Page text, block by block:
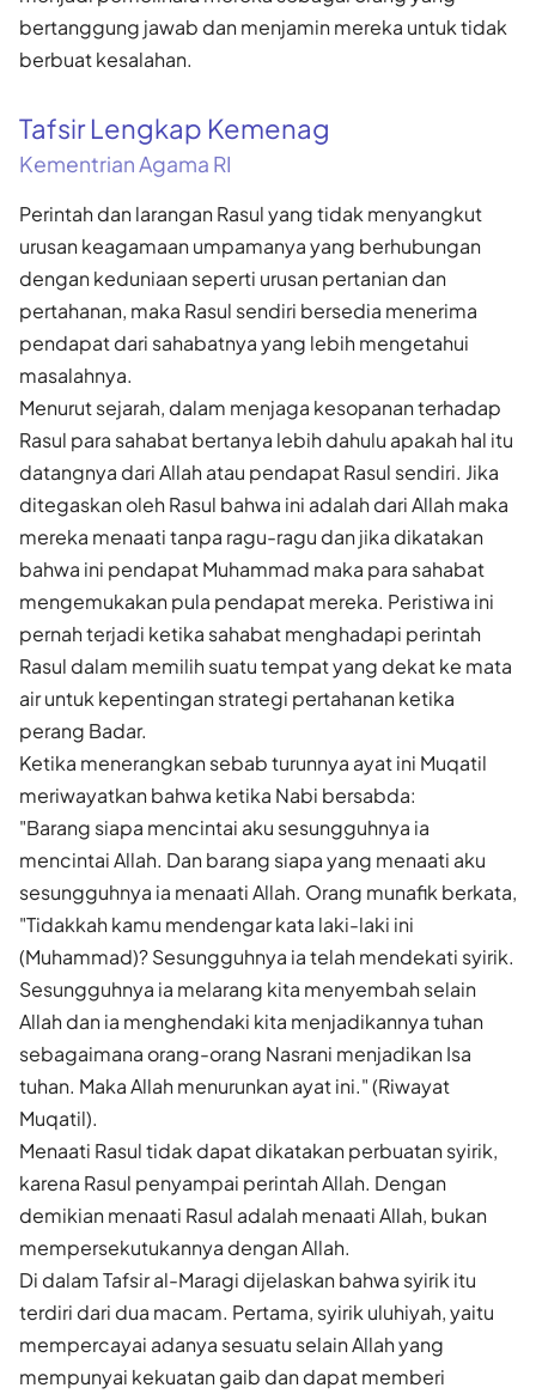
bertanggung jawab dan menjamin mereka untuk tidak
berbuat kesalahan.
Tafsir Lengkap Kemenag
Kementrian Agama RI
Perintah dan larangan Rasul yang tidak menyangkut
urusan keagamaan umpamanya yang berhubungan
dengan keduniaan seperti urusan pertanian dan
pertahanan, maka Rasul sendiri bersedia menerima
pendapat dari sahabatnya yang lebih mengetahui
masalahnya.
Menurut sejarah, dalam menjaga kesopanan terhadap
Rasul para sahabat bertanya lebih dahulu apakah hal itu
datangnya dari Allah atau pendapat Rasul sendiri. Jika
ditegaskan oleh Rasul bahwa ini adalah dari Allah maka
mereka menaati tanpa ragu-ragu dan jika dikatakan
bahwa ini pendapat Muhammad maka para sahabat
mengemukakan pula pendapat mereka. Peristiwa ini
pernah terjadi ketika sahabat menghadapi perintah
Rasul dalam memilih suatu tempat yang dekat ke mata
air untuk kepentingan strategi pertahanan ketika
perang Badar.
Ketika menerangkan sebab turunnya ayat ini Muqatil
meriwayatkan bahwa ketika Nabi bersabda:
"Barang siapa mencintai aku sesungguhnya ia
mencintai Allah. Dan barang siapa yang menaati aku
sesungguhnya ia menaati Allah. Orang munafik berkata,
"Tidakkah kamu mendengar kata laki-laki ini
(Muhammad)? Sesungguhnya ia telah mendekati syirik.
Sesungguhnya ia melarang kita menyembah selain
Allah dan ia menghendaki kita menjadikannya tuhan
sebagaimana orang-orang Nasrani menjadikan Isa
tuhan. Maka Allah menurunkan ayat ini." (Riwayat
Muqatil).
Menaati Rasul tidak dapat dikatakan perbuatan syirik,
karena Rasul penyampai perintah Allah. Dengan
demikian menaati Rasul adalah menaati Allah, bukan
mempersekutukannya dengan Allah.
Di dalam Tafsir al-Maragi dijelaskan bahwa syirik itu
terdiri dari dua macam. Pertama, syirik uluhiyah, yaitu
mempercayai adanya sesuatu selain Allah yang
mempunyai kekuatan gaib dan dapat memberi